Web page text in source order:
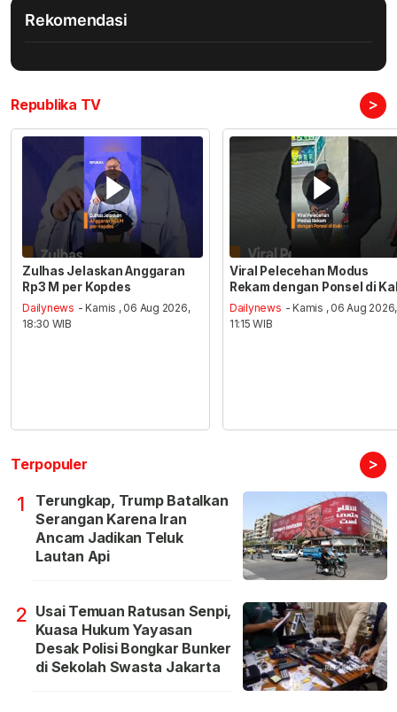
Rekomendasi
Republika TV >
Zulhas Jelaskan Anggaran
Rp3 M per Kopdes
Dailynews - Kamis , 06 Aug 2026,
18:30 WIB
Viral Pelecehan Modus
Rekam dengan Ponsel di
Dailynews - Kamis , 06 Aug 2026,
11:15 WIB
Terpopuler >
1
Terungkap, Trump Batalkan
Serangan Karena Iran
Ancam Jadikan Teluk
Lautan Api
2 Usai Temuan Ratusan Senpi,
Kuasa Hukum Yayasan
Desak Polisi Bongkar Bunker
di Sekolah Swasta Jakarta